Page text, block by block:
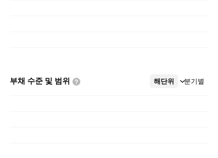
부채 수준 및 범위 해단위 분기별
더보기